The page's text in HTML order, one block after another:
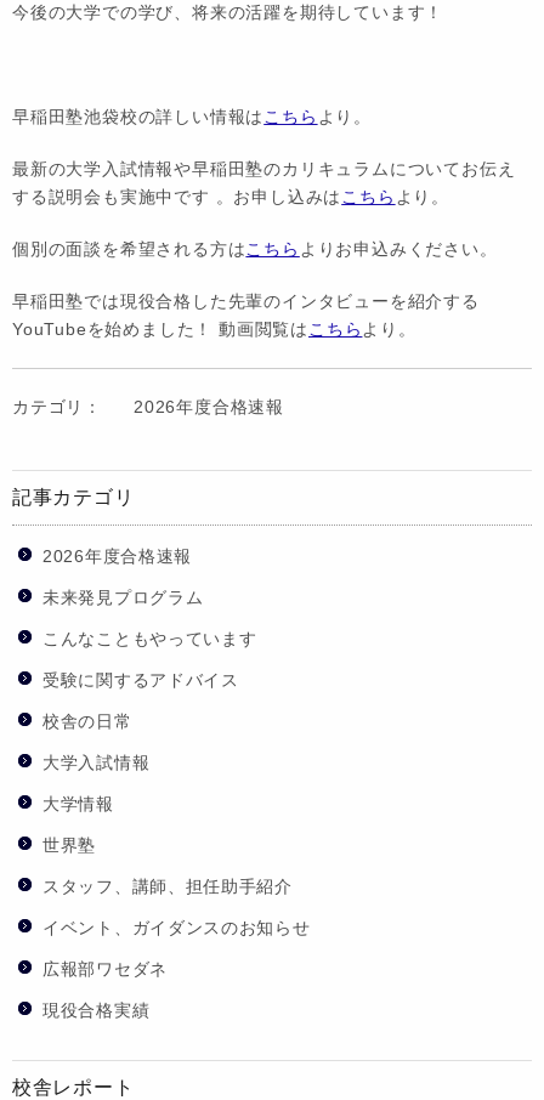
今後の大学での学び、将来の活躍を期待しています！
早稲田塾池袋校の詳しい情報は こちら より。
最新の大学入試情報や早稲田塾のカリキュラムについてお伝え
する説明会も実施中です 。お申し込みは こちら より。
個別の面談を希望される方はこちら よりお申込みください。
早稲田塾では現役合格した先輩のインタビューを紹介する
YouTubeを始めました！ 動画閲覧は こちら より。
カテゴリ： 2026年度合格速報
記事カテゴリ
2026年度合格速報
未来発見プログラム
こんなこともやっています
受験に関するアドバイス
校舎の日常
大学入試情報
大学情報
世界塾
スタッフ、講師、担任助手紹介
イベント、ガイダンスのお知らせ
広報部ワセダネ
現役合格実績
校舎レポート